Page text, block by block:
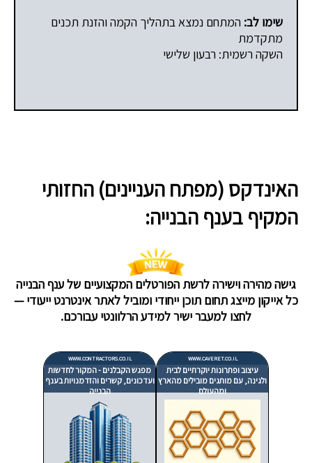
שימו לב: המתחם נמצא בתהליך הקמה והזנת תכנים
מתקדמת
השקה רשמית: רבעון שלישי
האינדקס (מפתח העניינים) החזותי
המקיף בענף הבנייה:
גישה מהירה וישירה לרשת הפורטלים המקצועיים של ענף הבנייה
כל אייקון מייצג תחום תוכן ייחודי ומוביל לאתר אינטרנט ייעודי —
לחצו למעבר ישיר למידע הרלוונטי עבורכם.
WWW.CAVERET.CO.IL
עיצוב ופתרונות יוקרתיים לבית
ולגינה, עם מותגים מובילים מהארץ
ומהעולם
WWW.CONTRACTORS.CO.IL
מפגש הקבלנים - המקור לחדשות
ועדכונים, קשרים והזדמנויות בענף
הבנייה